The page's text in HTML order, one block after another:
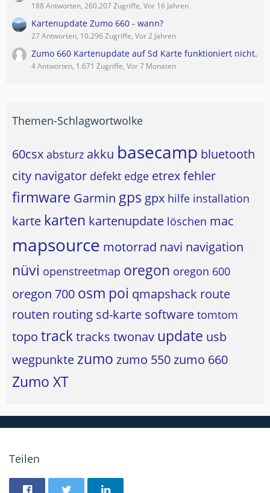
188 Antworten, 260.207 Zugriffe, Vor 16 Jahren
Kartenupdate Zumo 660 - wann?
27 Antworten, 10.296 Zugriffe, Vor 2 Jahren
Zumo 660 Kartenupdate auf Sd Karte funktioniert nicht.
4 Antworten, 1.671 Zugriffe, Vor 7 Monaten
Themen-Schlagwortwolke
60csx absturz akku basecamp bluetooth
city navigator defekt edge etrexfehler
firmware Garmin gps gpx hilfe installation
karte karten kartenupdate löschen mac
mapsource motorrad navi navigation
nüvi openstreetmap oregon oregon 600
oregon 700 osm poi qmapshack route
routen routing sd-karte software tomtom
topo tracktracks twonav update usb
wegpunkte zumo zumo 550zumo 660
Zumo XT
Teilen